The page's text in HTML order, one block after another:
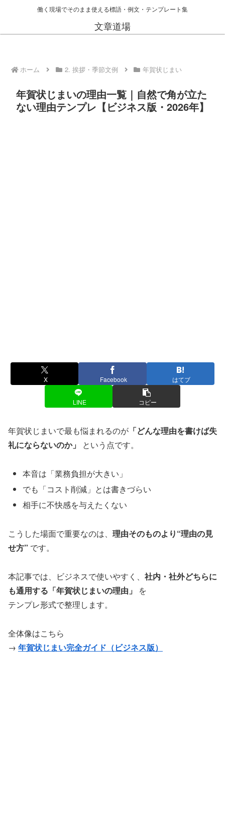
働く現場でそのまま使える標語・例文・テンプレート集
文章道場
ホーム 2. 挨拶・季節文例 年賀状じまい
年賀状じまいの理由一覧｜自然で角が立た
ない理由テンプレ【ビジネス版・2026年】
X Facebook はてブ
LINE コピー
年賀状じまいで最も悩まれるのが 「どんな理由を書けば失
礼にならないのか」
という点です。
本音は「業務負担が大きい」
でも「コスト削減」とは書きづらい
相手に不快感を与えたくない
こうした場面で重要なのは、 理由そのものより“理由の見
せ方” です。
本記事では、ビジネスで使いやすく、 社内・社外どちらに
も通用する「年賀状じまいの理由」
を
テンプレ形式で整理します。
全体像はこちら
→ 年賀状じまい完全ガイド（ビジネス版）